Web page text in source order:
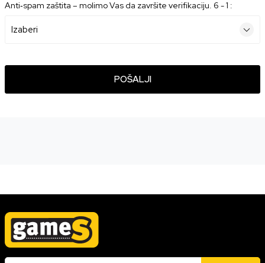
Anti‑spam zaštita – molimo Vas da završite verifikaciju. 6 - 1 :
POŠALJI